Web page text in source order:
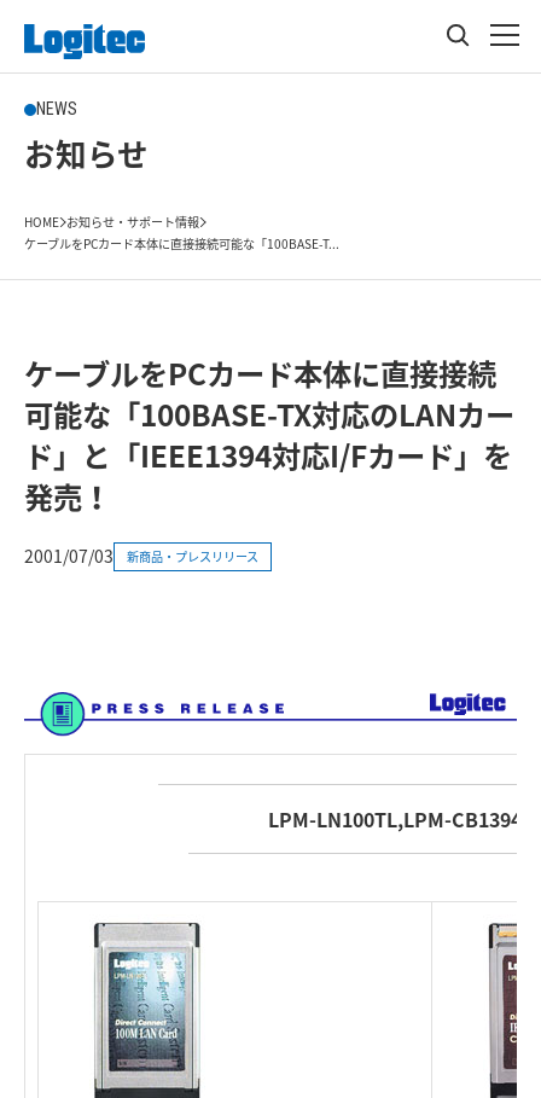
NEWS
お知らせ
HOME お知らせ・サポート情報
ケーブルをPCカード本体に直接接続可能な「100BASE-T...
ケーブルをPCカード本体に直接接続
可能な「100BASE-TX対応のLANカー
ド」と「IEEE1394対応I/Fカード」を
発売！
2001/07/03 新商品・プレスリリース
LPM-LN100TL,LPM-CB1394L